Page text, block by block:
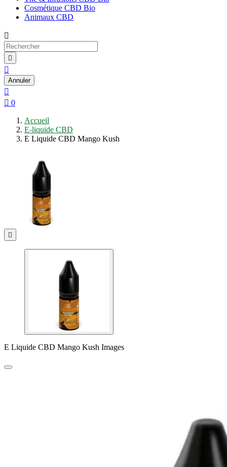
Cosmétique CBD Bio
Animaux CBD



Annuler

 0
Accueil
E-liquide CBD
E Liquide CBD Mango Kush

E Liquide CBD Mango Kush Images